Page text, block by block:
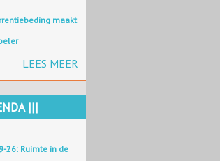
maakt
LEES MEER
|||
26: Ruimte in de